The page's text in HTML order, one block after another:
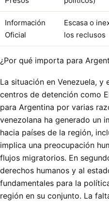
Información
Oficial
Escasa o
los reclusos
¿Por qué importa para
La situación en Venezuela,
centros de detención como
para Argentina por varias
venezolana ha generado un
hacia países de la región,
implica una preocupación
flujos migratorios. En
derechos humanos y al
fundamentales para la
región en su conjunto. La